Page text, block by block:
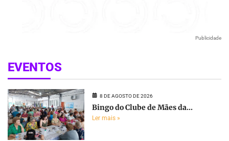
Publicidade
EVENTOS
8 DE AGOSTO DE 2026
Bingo do Clube de Mães da...
Ler mais »